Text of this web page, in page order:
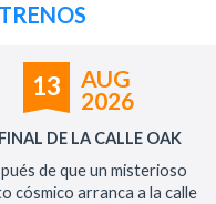
13
AUG
2026
DE LA CALLE OAK
de que un misterioso
cósmico arranca a la calle